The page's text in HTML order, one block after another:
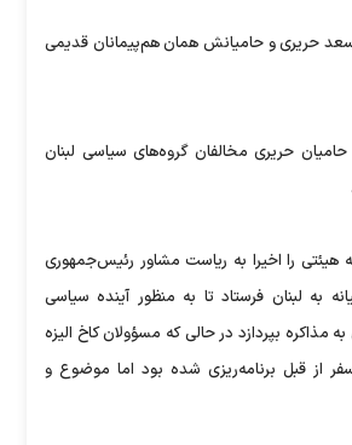
سعد حریری و حامیانش همان هم‌پیمانان قدیمی
حامیان حریری مخالفان گروه‌های سیاسی لبنان
هیئتی را اخیرا به ریاست مشاور رئیس‌جمهوری
به لبنان فرستاد تا به منظور آینده سیاسی
مذاکره بپردازد در حالی که مسؤولان کاخ الیزه
از قبل برنامه‌ریزی شده بود اما موضوع و